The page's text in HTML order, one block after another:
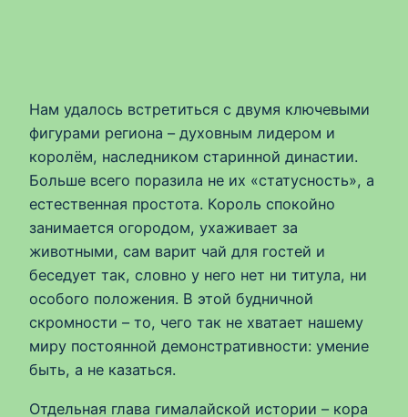
Нам удалось встретиться с двумя ключевыми
фигурами региона – духовным лидером и
королём, наследником старинной династии.
Больше всего поразила не их «статусность», а
естественная простота. Король спокойно
занимается огородом, ухаживает за
животными, сам варит чай для гостей и
беседует так, словно у него нет ни титула, ни
особого положения. В этой будничной
скромности – то, чего так не хватает нашему
миру постоянной демонстративности: умение
быть, а не казаться.
Отдельная глава гималайской истории – кора